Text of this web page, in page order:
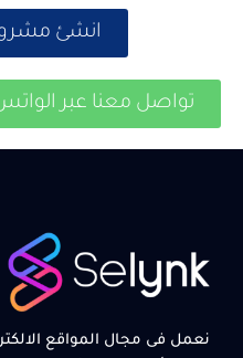
انشئ
تواصل معنا عبر
نعمل فى مجال المواقع